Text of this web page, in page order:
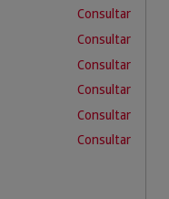
Consultar
Consultar
Consultar
Consultar
Consultar
Consultar